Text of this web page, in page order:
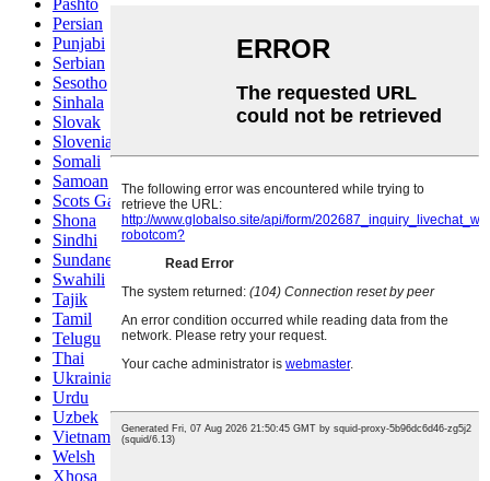
Pashto
Persian
Punjabi
Serbian
Sesotho
Sinhala
Slovak
Slovenian
Somali
Samoan
Scots Gaelic
Shona
Sindhi
Sundanese
Swahili
Tajik
Tamil
Telugu
Thai
Ukrainian
Urdu
Uzbek
Vietnamese
Welsh
Xhosa